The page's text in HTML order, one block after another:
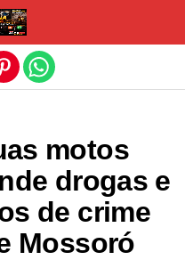
motos
drogas e
de crime
Mossoró
mobile